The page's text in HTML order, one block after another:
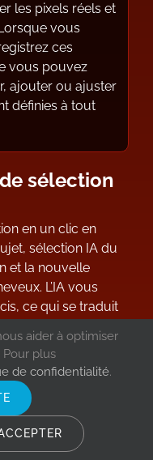
les pixels réels et
vous
ces
vous pouvez
ajouter ou ajuster
définies à tout
sélection
en un clic en
sélection IA du
et la nouvelle
L’IA vous
ce qui se traduit
aider à optimiser
plus
de confidentialité.